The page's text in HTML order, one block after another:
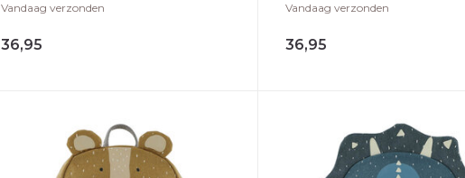
Vandaag verzonden
36,95
Vandaag verzonden
36,95